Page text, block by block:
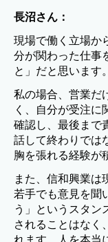
長沼さん：
現場で働く立場か
分が関わった仕事
と」だと思います。
私の場合、営業だ
く、自分が受注に
確認し、最後まで
話して終わりでは
胸を張れる経験が
また、信和興業は
若手でも意見を聞
う」というスタン
されることはなく